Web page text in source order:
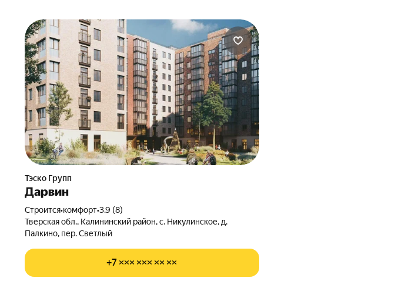
Тэско Групп
Дарвин
Строится•комфорт•3.9 (8)
Тверская обл., Калининский район, с. Никулинское, д.
Палкино, пер. Светлый
+7 ××× ××× ×× ××